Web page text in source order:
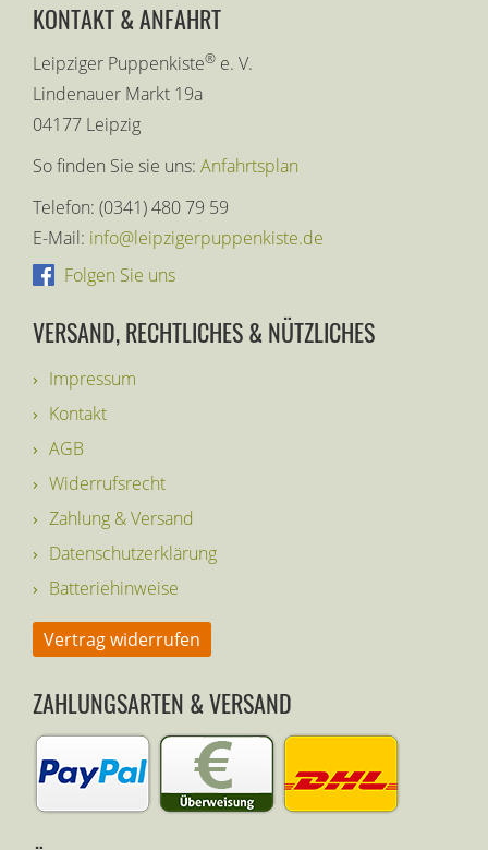
KONTAKT & ANFAHRT
Leipziger Puppenkiste® e. V.
Lindenauer Markt 19a
04177 Leipzig
So finden Sie sie uns: Anfahrtsplan
Telefon: (0341) 480 79 59
E-Mail: info@leipzigerpuppenkiste.de
Folgen Sie uns
VERSAND, RECHTLICHES & NÜTZLICHES
Impressum
Kontakt
AGB
Widerrufsrecht
Zahlung & Versand
Datenschutzerklärung
Batteriehinweise
Vertrag widerrufen
ZAHLUNGSARTEN & VERSAND